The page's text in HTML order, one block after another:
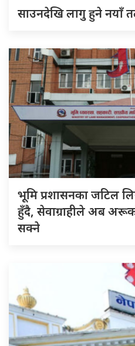
साउनदेखि लागु हुने नयाँ
भूमि प्रशासनका जटिल
हुँदै, सेवाग्राहीले अब
सक्ने